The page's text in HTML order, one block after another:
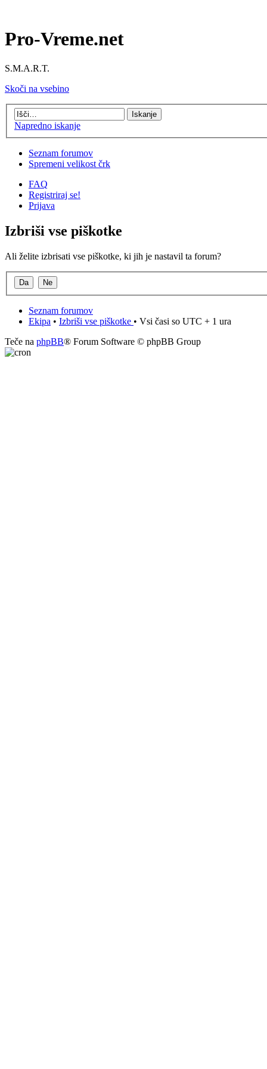
Pro-Vreme.net
S.M.A.R.T.
Skoči na vsebino
Napredno iskanje
Seznam forumov
Spremeni velikost črk
FAQ
Registriraj se!
Prijava
Izbriši vse piškotke
Ali želite izbrisati vse piškotke, ki jih je nastavil ta forum?
Seznam forumov
Ekipa • Izbriši vse piškotke • Vsi časi so UTC + 1 ura
Teče na phpBB® Forum Software © phpBB Group